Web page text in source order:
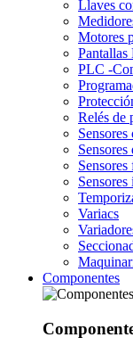
Llaves
Motores
PLC -
Relés de
Variacs
Componentes